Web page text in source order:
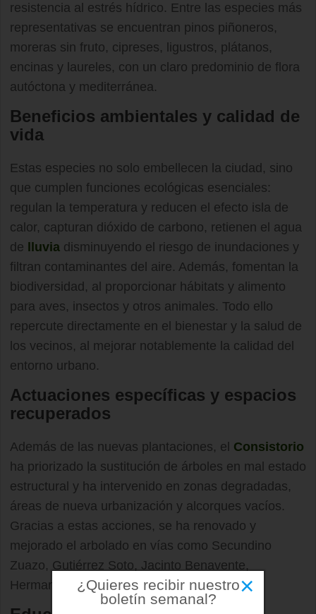
resistencia al estrés hídrico. Entre las especies más
representativas se encuentran pinos piñoneros,
moreras sin fruto, cipreses, ligustros, plátanos,
encinas y laureles, con un claro predominio de flora
autóctona y mediterránea.
Beneficios ambientales y calidad de
vida
Estas especies no solo embellecen la ciudad, sino
que cumplen funciones ecológicas esenciales:
regulan la temperatura y reducen el efecto isla de
calor, capturan dióxido de carbono, retienen el agua
de
lluvia disminuyendo el riesgo de inundaciones y
filtran contaminantes del aire. Además, fomentan la
biodiversidad, al proporcionar hábitats y alimento
para aves, insectos y otros animales. Todo ello
repercute directamente en el bienestar y la salud de
los vecinos, al mejorar notablemente la calidad del
entorno urbano.
Actuaciones específicas y espacios
recuperados
Además de las nuevas plantaciones, el Consistorio
ha priorizado la sustitución de árboles en mal estado
estructural y ha intervenido en zonas degradadas,
áreas de nueva urbanización y alcorques vacíos.
Gracias a estas acciones, se ha renovado y
mejorado el arbolado en vías como Secundino
Zuazo, Gutiérrez Soto, Jacinto Benavente,
Hermanos Machado o Azorín.
×
¿Quieres recibir nuestro
boletín semanal?